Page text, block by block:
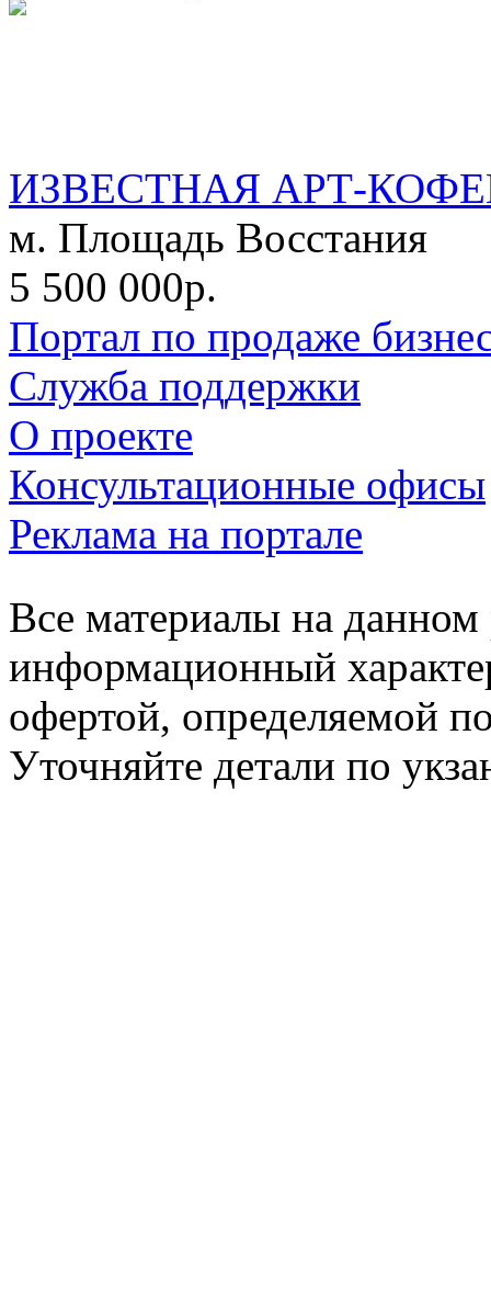
ИЗВЕСТНАЯ АРТ-
м. Площадь Восстания
5 500 000р.
Портал по продаже
Служба поддержки
О проекте
Консультационные офисы
Реклама на портале
Все материалы на данном
информационный
офертой, определяемой
Уточняйте детали по